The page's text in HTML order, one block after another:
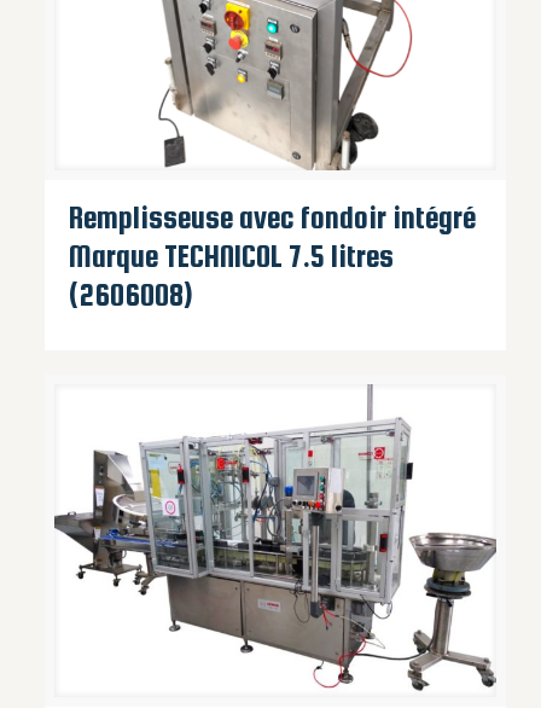
Remplisseuse avec fondoir intégré
Marque TECHNICOL 7.5 litres
(2606008)